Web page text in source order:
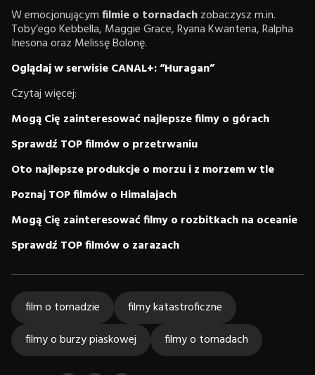
W emocjonującymfilmie o tornadachzobaczysz m.in.
Toby’ego Kebbella, Maggie Grace, Ryana Kwantena, Ralpha
Inesona oraz Melissę Bolonę.
Oglądaj w serwisie CANAL+: “Huragan”
Czytaj więcej:
Mogą Cię zainteresować najlepsze filmy o górach
Sprawdź TOP filmów o przetrwaniu
Oto najlepsze produkcje o morzu i z morzem w tle
Poznaj TOP filmów o Himalajach
Mogą Cię zainteresować filmy o rozbitkach na oceanie
Sprawdź TOP filmów o zarazach
film o tornadzie
filmy katastroficzne
filmy o burzy piaskowej
filmy o tornadach